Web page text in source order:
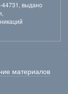
выдано
материалов